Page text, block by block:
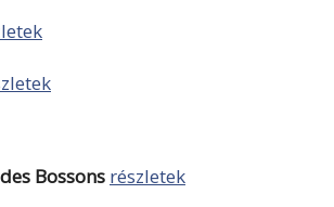
Bossons részletek